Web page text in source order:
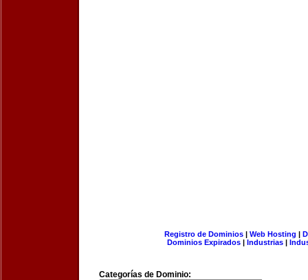
Registro de Dominios| Web Hosting |
Dominios Expirados | Industrias |
Categorías de Dominio: